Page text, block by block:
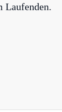
Laufenden.